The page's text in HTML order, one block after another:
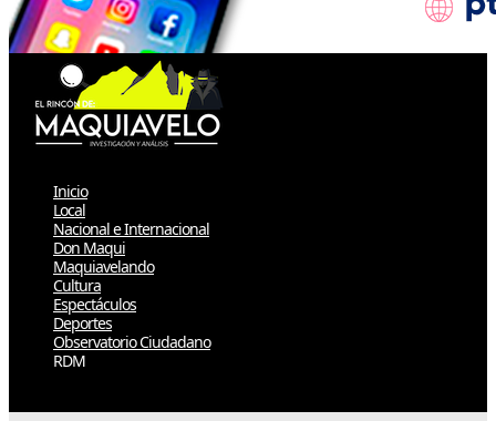
Inicio
Local
Nacional e Internacional
Don Maqui
Maquiavelando
Cultura
Espectáculos
Deportes
Observatorio Ciudadano
RDM